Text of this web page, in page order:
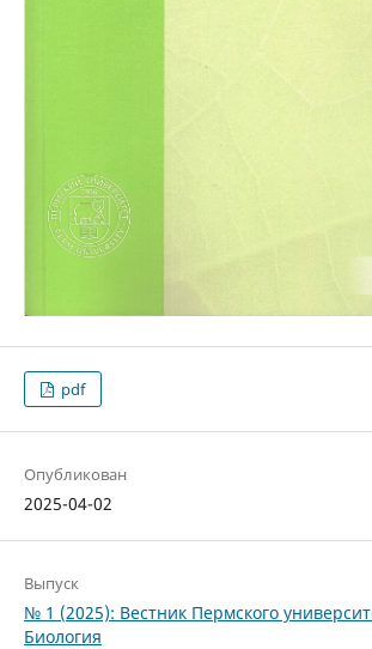
pdf
Опубликован
2025-04-02
Выпуск
№ 1 (2025): Вестник Пермского
Биология